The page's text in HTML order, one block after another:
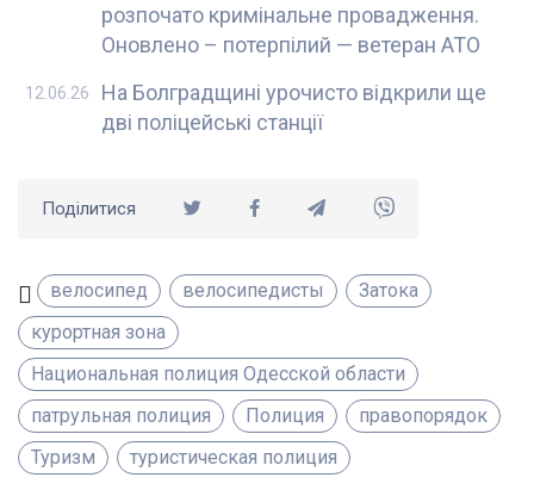
розпочато кримінальне провадження.
Оновлено – потерпілий — ветеран АТО
На Болградщині урочисто відкрили ще
дві поліцейські станції
12.06.26
Поділитися
велосипед велосипедисты
Затока
курортная зона
Национальная полиция Одесской области
патрульная полиция
Полиция
правопорядок
Туризм
туристическая полиция